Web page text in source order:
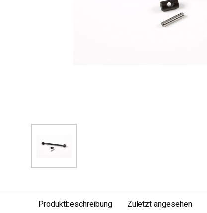
Produktbeschreibung Zuletzt angesehen